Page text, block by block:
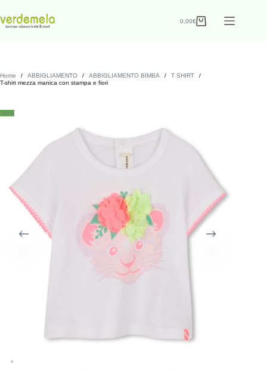
0,00€
Home / ABBIGLIAMENTO / ABBIGLIAMENTO BIMBA / T SHIRT
/
T-shirt mezza manica con stampa e fiori
-50%